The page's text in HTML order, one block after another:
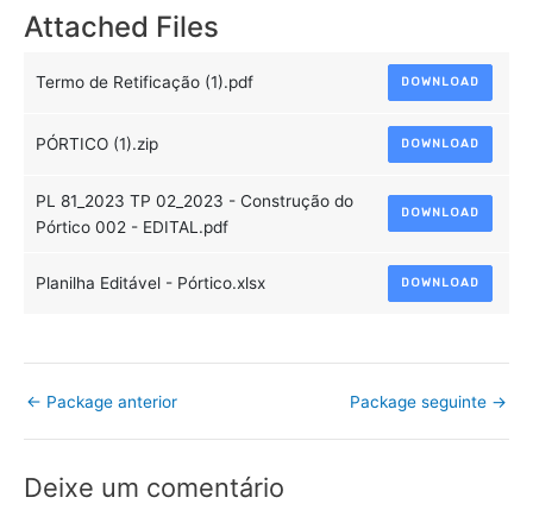
Attached Files
Termo de Retificação (1).pdf DOWNLOAD
PÓRTICO (1).zip DOWNLOAD
PL 81_2023 TP 02_2023 - Construção do
Pórtico 002 - EDITAL.pdf
DOWNLOAD
Planilha Editável - Pórtico.xlsx DOWNLOAD
← Package anterior Package seguinte →
Deixe um comentário